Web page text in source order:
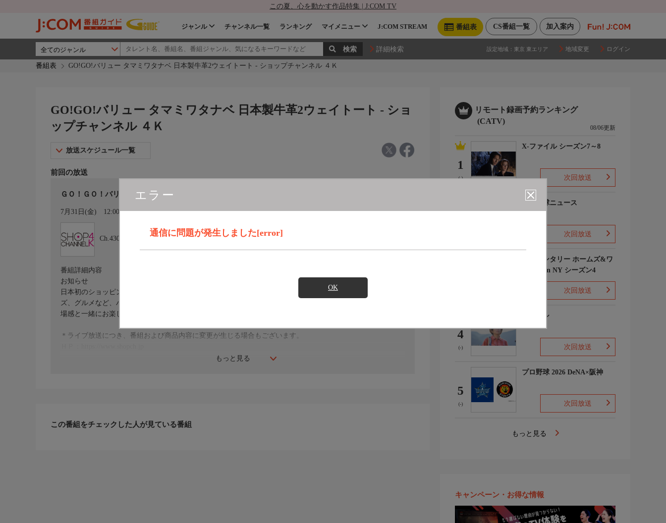
この夏、心を動かす作品特集 | J:COM TV
加入案内
CS番組一覧
番組表
ジャンル チャンネル一覧 ランキング マイメニュー J:COM STREAM
詳細検索 設定地域： 東京 東エリア 地域変更 ログイン
番組表 GO!GO!バリュー タマミワタナベ 日本製牛革2ウェイトート - ショップチャンネル ４Ｋ
エラー
通信に問題が発生しました[error]
OK
GO!GO!バリュー タマミワタナベ 日本製牛革2ウェイトート - ショ
ップチャンネル ４Ｋ
放送スケジュール一覧
前回の放送
ＧＯ！ＧＯ！バリュー タマミワタナベ 日本製牛革２ウェイトート
7月31日(金) 12:00〜13:00
Ch.430
ショップチャンネル ４Ｋ
もっと見る
番組詳細内容
お知らせ
日本初のショッピング専門チャンネルとして1996年にスタート。ファッション、ビューティー、ホームグッ
ズ、グルメなど、バイヤーが厳選した商品を24時間ご紹介。世界中の逸品に出会う喜びを生放送ならではの臨
場感と一緒にお楽しみください。
＊ライブ放送につき、番組および商品内容に変更が生じる場合もございます。
この番組をチェックした人が見ている番組
リモート録画予約ランキング
(CATV)
08/06更新
1
(-)
X-ファイル シーズン7～8
次回放送
プロ野球ニュース
次回放送
エレメンタリー ホームズ&ワ
トソン in NY シーズン4
次回放送
4
(-)
下山メシ
次回放送
5
(-)
プロ野球 2026 DeNA×阪神
次回放送
もっと見る
キャンペーン・お得な情報